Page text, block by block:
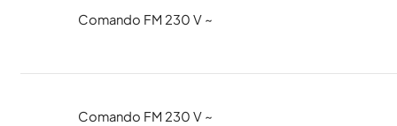
Comando FM 230 V ~
Comando FM 230 V ~